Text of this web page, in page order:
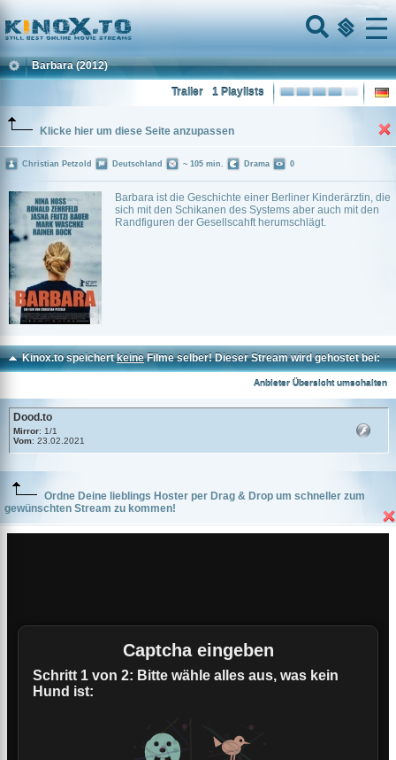
Home
Menu
Barbara (2012)
1 Playlists
Trailer
Klicke hier um diese Seite anzupassen
Barbara ist die Geschichte einer Berliner Kinderärztin, die
sich mit den Schikanen des Systems aber auch mit den
Randfiguren der Gesellscahft herumschlägt.
Christian Petzold Deutschland ~ 105 min. Drama 0
Kinox.to speichertkeineFilme selber! Dieser Stream wird gehostet bei:
Anbieter Übersicht umschalten
Dood.to
Mirror: 1/1
Vom: 23.02.2021
Ordne Deine lieblings Hoster per Drag & Drop um schneller zum
gewünschten Stream zu kommen!